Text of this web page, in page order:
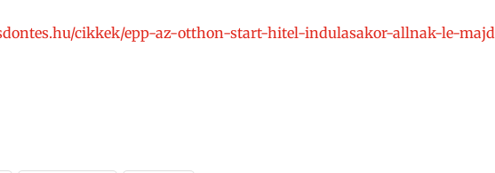
cikkek/epp-az-otthon-start-hitel-indulasakor-allnak-le-majd